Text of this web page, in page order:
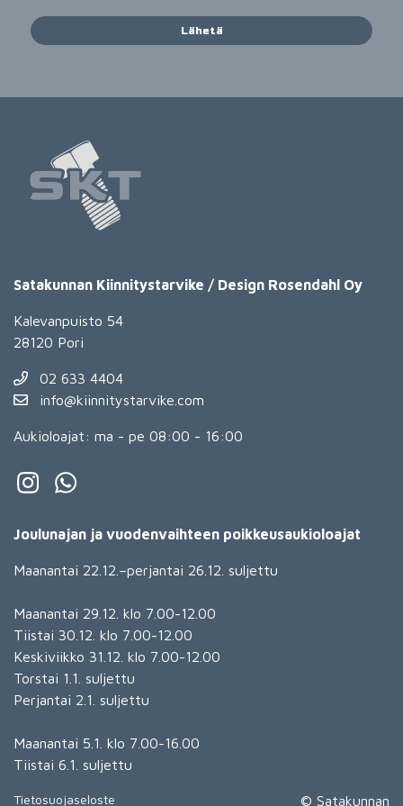
Lähetä
Satakunnan Kiinnitystarvike / Design Rosendahl Oy
Kalevanpuisto 54
28120 Pori
02 633 4404
info@kiinnitystarvike.com
Aukioloajat: ma - pe 08:00 - 16:00
Joulunajan ja vuodenvaihteen poikkeusaukioloajat
Maanantai 22.12.–perjantai 26.12. suljettu
Maanantai 29.12. klo 7.00-12.00
Tiistai 30.12. klo 7.00-12.00
Keskiviikko 31.12. klo 7.00-12.00
Torstai 1.1. suljettu
Perjantai 2.1. suljettu
Maanantai 5.1. klo 7.00-16.00
Tiistai 6.1. suljettu
Tietosuojaseloste © Satakunnan